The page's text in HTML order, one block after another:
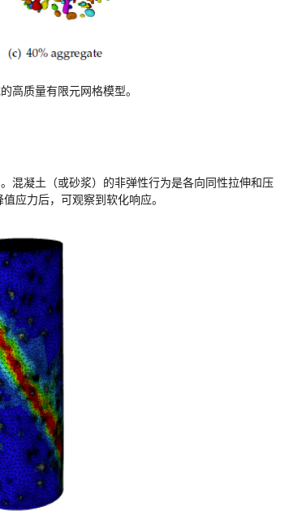
高质量有限元网格模型。
混凝土（或砂浆）的非弹性行为是各向同性拉伸和压
应力后，可观察到软化响应。